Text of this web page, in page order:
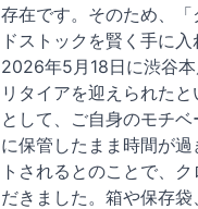
存在です。そのため、
ドストックを賢く手に
2026年5月18日に渋谷
リタイアを迎えられた
として、ご自身のモチ
に保管したまま時間が
トされるとのことで、
だきました。箱や保存